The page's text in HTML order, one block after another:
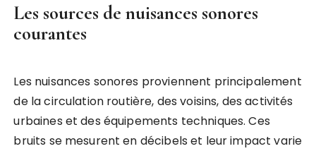
Les sources de nuisances sonores
courantes
Les nuisances sonores proviennent principalement
de la circulation routière, des voisins, des activités
urbaines et des équipements techniques. Ces
bruits se mesurent en décibels et leur impact varie